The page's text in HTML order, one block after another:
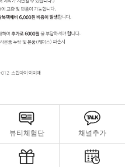
뷰티체험단 채널추가